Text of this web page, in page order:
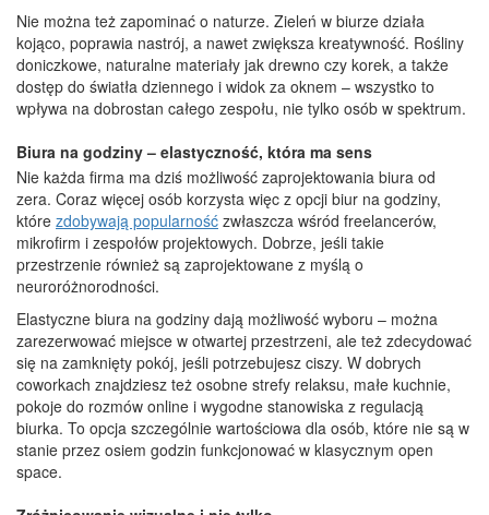
Nie można też zapominać o naturze. Zieleń w biurze działa
kojąco, poprawia nastrój, a nawet zwiększa kreatywność. Rośliny
doniczkowe, naturalne materiały jak drewno czy korek, a także
dostęp do światła dziennego i widok za oknem – wszystko to
wpływa na dobrostan całego zespołu, nie tylko osób w spektrum.
Biura na godziny – elastyczność, która ma sens
Nie każda firma ma dziś możliwość zaprojektowania biura od
zera. Coraz więcej osób korzysta więc z opcji biur na godziny,
które zdobywają popularność zwłaszcza wśród freelancerów,
mikrofirm i zespołów projektowych. Dobrze, jeśli takie
przestrzenie również są zaprojektowane z myślą o
neuroróżnorodności.
Elastyczne biura na godziny dają możliwość wyboru – można
zarezerwować miejsce w otwartej przestrzeni, ale też zdecydować
się na zamknięty pokój, jeśli potrzebujesz ciszy. W dobrych
coworkach znajdziesz też osobne strefy relaksu, małe kuchnie,
pokoje do rozmów online i wygodne stanowiska z regulacją
biurka. To opcja szczególnie wartościowa dla osób, które nie są w
stanie przez osiem godzin funkcjonować w klasycznym open
space.